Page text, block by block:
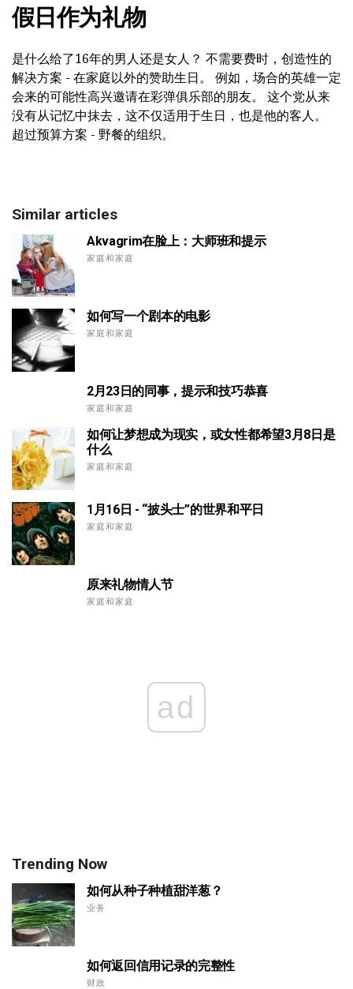
假日作为礼物
是什么给了16年的男人还是女人？ 不需要费时，创造性的
解决方案 - 在家庭以外的赞助生日。 例如，场合的英雄一定
会来的可能性高兴邀请在彩弹俱乐部的朋友。 这个党从来
没有从记忆中抹去，这不仅适用于生日，也是他的客人。
超过预算方案 - 野餐的组织。
Similar articles
Akvagrim在脸上：大师班和提示
家庭和家庭
如何写一个剧本的电影
家庭和家庭
2月23日的同事，提示和技巧恭喜
家庭和家庭
如何让梦想成为现实，或女性都希望3月8日是
什么
家庭和家庭
1月16日 - “披头士”的世界和平日
家庭和家庭
原来礼物情人节
家庭和家庭
ad
Trending Now
如何从种子种植甜洋葱？
业务
如何返回信用记录的完整性
财政